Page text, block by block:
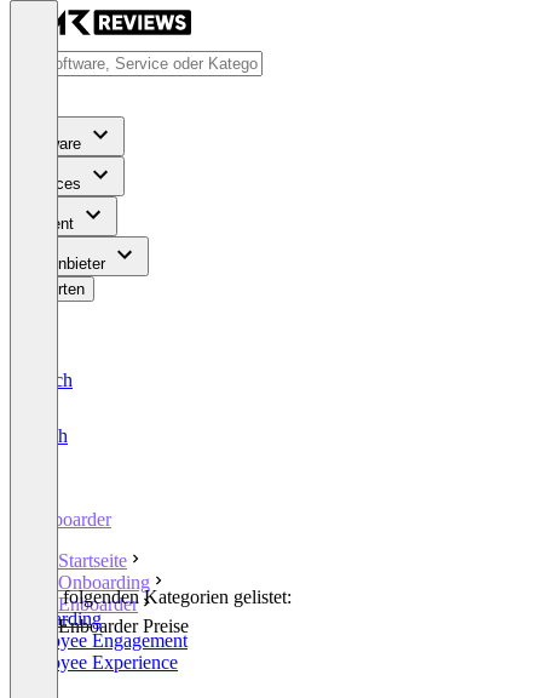
Software
Services
Content
Für Anbieter
Bewerten
Deutsch
English
Enboarder
Startseite
Onboarding
Enboarder
Enboarder Preise
In den folgenden Kategorien gelistet:
Onboarding
Employee Engagement
Employee Experience